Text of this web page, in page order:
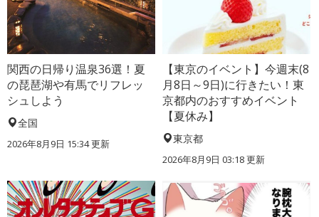
関西の日帰り温泉36選！夏
の琵琶湖や有馬でリフレッ
シュしよう
全国
2026年8月9日 15:34更新
【東京のイベント】今週末(8
月8日～9日)に行きたい！東
京都内のおすすめイベント
【夏休み】
東京都
2026年8月9日 03:18更新